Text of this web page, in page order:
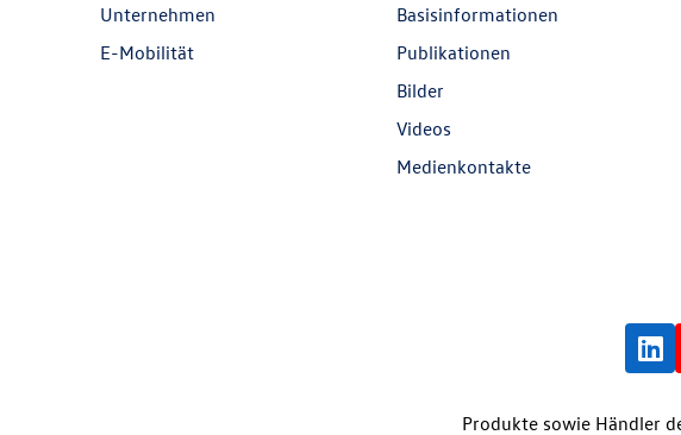
Unternehmen
E-Mobilität
Basisinformationen
Publikationen
Bilder
Videos
Medienkontakte
Produkte sowie Händler